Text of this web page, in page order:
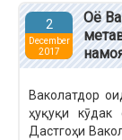
2
December
2017
Оё
Ваколатдор
ҳуқуқи
Дастгоҳи